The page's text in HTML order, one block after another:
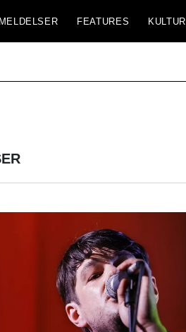
FEATURES KULTUR